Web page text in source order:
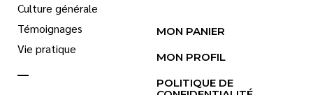
Culture générale
Témoignages
Vie pratique
MON PANIER
MON PROFIL
POLITIQUE DE